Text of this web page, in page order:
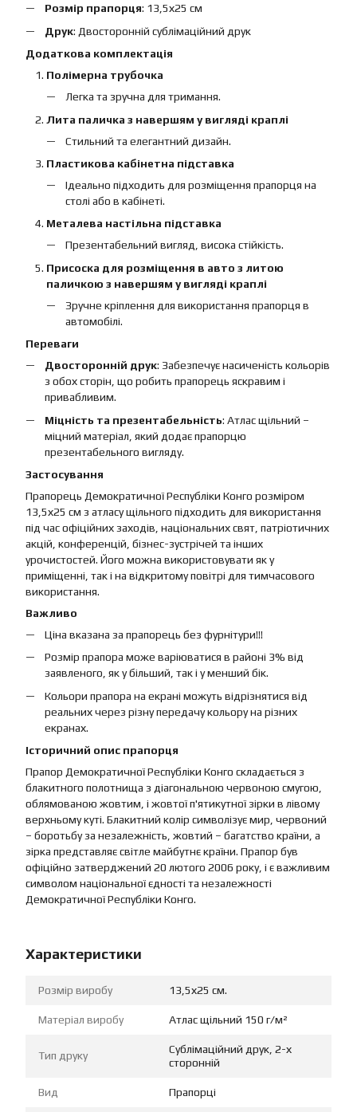
Розмір прапорця: 13,5х25 см
Друк: Двосторонній сублімаційний друк
Додаткова комплектація
Полімерна трубочка
Легка та зручна для тримання.
Лита паличка з навершям у вигляді краплі
Стильний та елегантний дизайн.
Пластикова кабінетна підставка
Ідеально підходить для розміщення прапорця на
столі або в кабінеті.
Металева настільна підставка
Презентабельний вигляд, висока стійкість.
Присоска для розміщення в авто з литою
паличкою з навершям у вигляді краплі
Зручне кріплення для використання прапорця в
автомобілі.
Переваги
Двосторонній друк: Забезпечує насиченість кольорів
з обох сторін, що робить прапорець яскравим і
привабливим.
Міцність та презентабельність: Атлас щільний –
міцний матеріал, який додає прапорцю
презентабельного вигляду.
Застосування
Прапорець Демократичної Республіки Конго розміром
13,5х25 см з атласу щільного підходить для використання
під час офіційних заходів, національних свят, патріотичних
акцій, конференцій, бізнес-зустрічей та інших
урочистостей. Його можна використовувати як у
приміщенні, так і на відкритому повітрі для тимчасового
використання.
Важливо
Ціна вказана за прапорець без фурнітури!!!
Розмір прапора може варіюватися в районі 3% від
заявленого, як у більший, так і у менший бік.
Кольори прапора на екрані можуть відрізнятися від
реальних через різну передачу кольору на різних
екранах.
Історичний опис прапорця
Прапор Демократичної Республіки Конго складається з
блакитного полотнища з діагональною червоною смугою,
облямованою жовтим, і жовтої п'ятикутної зірки в лівому
верхньому куті. Блакитний колір символізує мир, червоний
– боротьбу за незалежність, жовтий – багатство країни, а
зірка представляє світле майбутнє країни. Прапор був
офіційно затверджений 20 лютого 2006 року, і є важливим
символом національної єдності та незалежності
Демократичної Республіки Конго.
Характеристики
Розмір виробу 13,5х25 см.
Матеріал виробу Атлас щільний 150 г/м²
Тип друку
Сублімаційний друк, 2-х
сторонній
Вид Прапорці